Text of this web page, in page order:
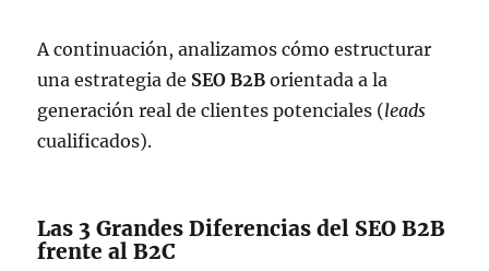
A continuación, analizamos cómo estructurar
una estrategia de SEO B2B orientada a la
generación real de clientes potenciales (leads
cualificados).
Las 3 Grandes Diferencias del SEO B2B
frente al B2C